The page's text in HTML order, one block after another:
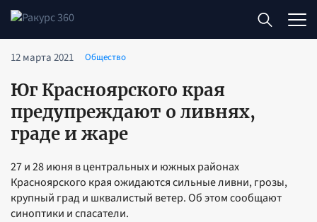
12 марта 2021 Общество
Юг Красноярского края
предупреждают о ливнях,
граде и жаре
27 и 28 июня в центральных и южных районах
Красноярского края ожидаются сильные ливни, грозы,
крупный град и шквалистый ветер. Об этом сообщают
синоптики и спасатели.